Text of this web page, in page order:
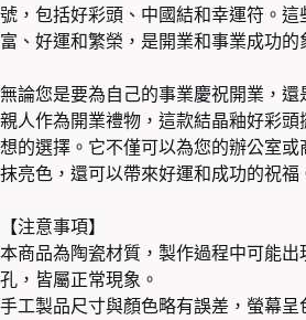
號，包括好彩頭、中國結和幸運符。這
富、好運和繁榮，是開業和事業成功的
無論您是要為自己的事業慶祝開業，還
親人作為開業禮物，這款結晶釉好彩頭
想的選擇。它不僅可以為您的辦公室或
抹亮色，還可以帶來好運和成功的祝福
【注意事項】
本商品為陶瓷材質，製作過程中可能出
孔，皆屬正常現象。
手工製品尺寸與顏色略有誤差，螢幕呈